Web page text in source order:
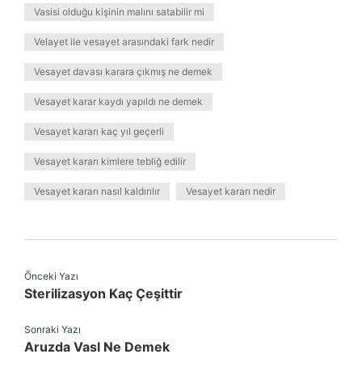
Vasisi olduğu kişinin malını satabilir mi
Velayet ile vesayet arasındaki fark nedir
Vesayet davası karara çıkmış ne demek
Vesayet karar kaydı yapıldı ne demek
Vesayet kararı kaç yıl geçerli
Vesayet kararı kimlere tebliğ edilir
Vesayet kararı nasıl kaldırılır Vesayet kararı nedir
Önceki Yazı
Sterilizasyon Kaç Çeşittir
Sonraki Yazı
Aruzda Vasl Ne Demek